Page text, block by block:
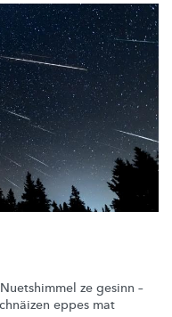
ze gesinn –
eppes mat